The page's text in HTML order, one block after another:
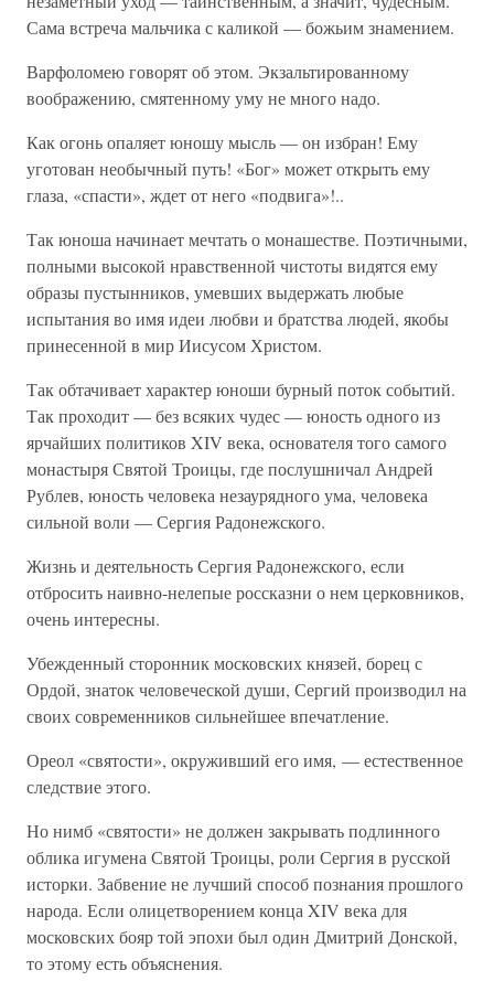
Сама встреча мальчика с каликой — божьим знамением.
Варфоломею говорят об этом. Экзальтированному
воображению, смятенному уму не много надо.
Как огонь опаляет юношу мысль — он избран! Ему
уготован необычный путь! «Бог» может открыть ему
глаза, «спасти», ждет от него «подвига»!..
Так юноша начинает мечтать о монашестве. Поэтичными,
полными высокой нравственной чистоты видятся ему
образы пустынников, умевших выдержать любые
испытания во имя идеи любви и братства людей, якобы
принесенной в мир Иисусом Христом.
Так обтачивает характер юноши бурный поток событий.
Так проходит — без всяких чудес — юность одного из
ярчайших политиков XIV века, основателя того самого
монастыря Святой Троицы, где послушничал Андрей
Рублев, юность человека незаурядного ума, человека
сильной воли — Сергия Радонежского.
Жизнь и деятельность Сергия Радонежского, если
отбросить наивно-нелепые россказни о нем церковников,
очень интересны.
Убежденный сторонник московских князей, борец с
Ордой, знаток человеческой души, Сергий производил на
своих современников сильнейшее впечатление.
Ореол «святости», окруживший его имя, — естественное
следствие этого.
Но нимб «святости» не должен закрывать подлинного
облика игумена Святой Троицы, роли Сергия в русской
исторки. Забвение не лучший способ познания прошлого
народа. Если олицетворением конца XIV века для
московских бояр той эпохи был один Дмитрий Донской,
то этому есть объяснения.